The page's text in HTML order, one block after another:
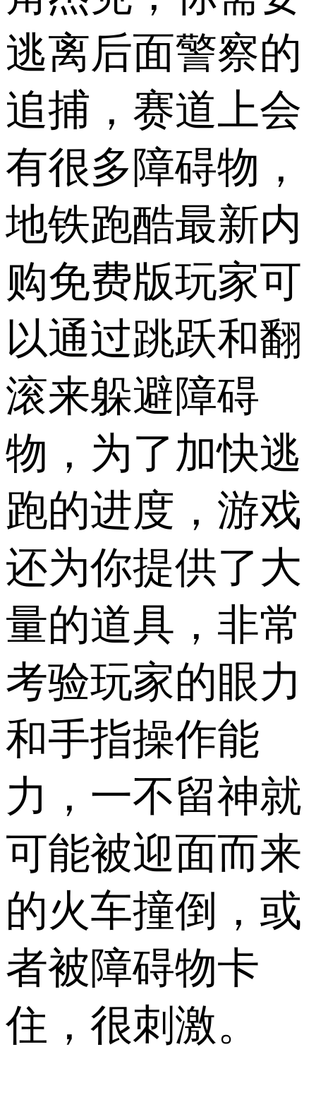
逃离后面警察的
追捕，赛道上会
有很多障碍物，
地铁跑酷最新内
购免费版玩家可
以通过跳跃和翻
滚来躲避障碍
物，为了加快逃
跑的进度，游戏
还为你提供了大
量的道具，非常
考验玩家的眼力
和手指操作能
力，一不留神就
可能被迎面而来
的火车撞倒，或
者被障碍物卡
住，很刺激。